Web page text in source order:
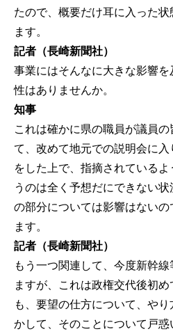
たので、概要だけ耳に入った
ます。
記者（長崎新聞社）
事業にはそんなに大きな影響
性はありませんか。
知事
これは確かに県の職員が議員
て、改めて地元での説明会に
をした上で、指摘されている
うのは全く予想だにできない
の部分については影響はないの
ます。
記者（長崎新聞社）
もう一つ関連して、今度新幹
ますが、これは政権交代後初
も、要望の仕方について、や
かして、そのことについて戸